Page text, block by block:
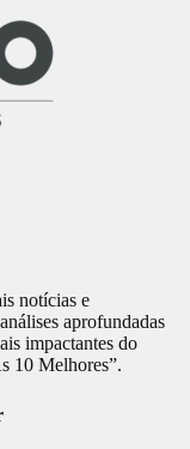
notícias e
aprofundadas
impactantes do
10 Melhores”.